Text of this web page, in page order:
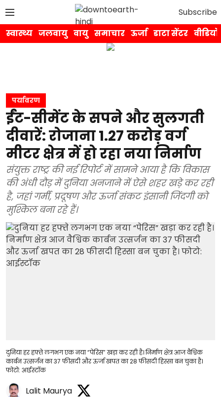
Subscribe
स्वास्थ्य जलवायु वायु समाचार ऊर्जा डाटा सेंटर वीडियो
पर्यावरण
ईंट-सीमेंट के सपने और सुलगती
दीवारें: रोजाना 1.27 करोड़ वर्ग
मीटर क्षेत्र में हो रहा नया निर्माण
संयुक्त राष्ट्र की नई रिपोर्ट में सामने आया है कि विकास
की अंधी दौड़ में दुनिया अनजाने में ऐसे शहर खड़े कर रही
है, जहां गर्मी, प्रदूषण और ऊर्जा संकट इंसानी जिंदगी को
मुश्किल बना रहे हैं।
दुनिया हर हफ्ते लगभग एक नया “पेरिस” खड़ा कर रही है। निर्माण क्षेत्र आज वैश्विक
कार्बन उत्सर्जन का 37 फीसदी और ऊर्जा खपत का 28 फीसदी हिस्सा बन चुका है।
फोटो: आईस्टॉक
Lalit Maurya